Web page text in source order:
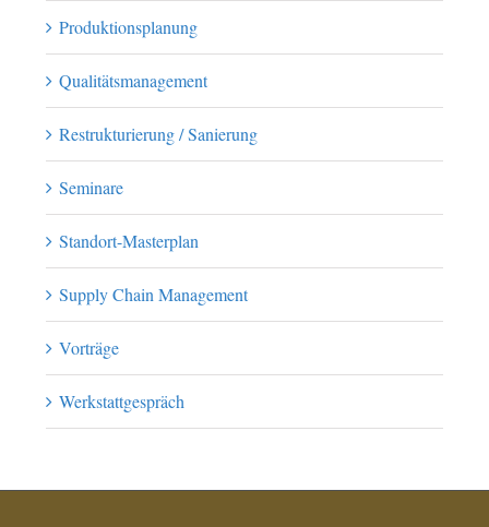
Produktionsplanung
Qualitätsmanagement
Restrukturierung / Sanierung
Seminare
Standort-Masterplan
Supply Chain Management
Vorträge
Werkstattgespräch